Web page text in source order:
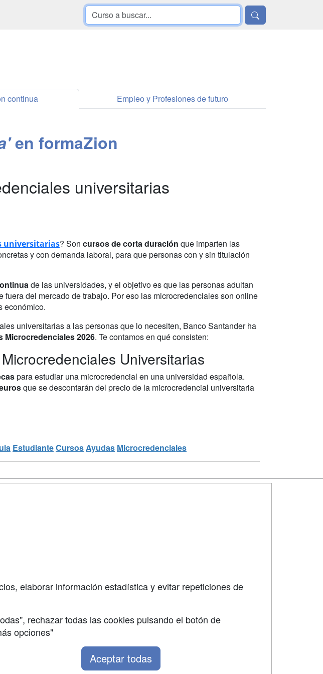
continua Empleo y Profesiones de futuro
en formaZion
universitarias
universitarias? Son cursos de corta duración que imparten las
y con demanda laboral, para que personas con y sin titulación
de las universidades, y el objetivo es que las personas adultan
del mercado de trabajo. Por eso las microcredenciales son online
económico.
universitarias a las personas que lo necesiten, Banco Santander ha
Microcredenciales 2026. Te contamos en qué consisten:
Universitarias
para estudiar una microcredencial en una universidad española.
que se descontarán del precio de la microcredencial universitaria
EstudianteCursos Ayudas Microcredenciales
elaborar información estadística y evitar repeticiones de
rechazar todas las cookies pulsando el botón de
opciones"
Aceptar todas